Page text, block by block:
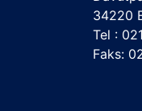
34220
Tel :
Faks: